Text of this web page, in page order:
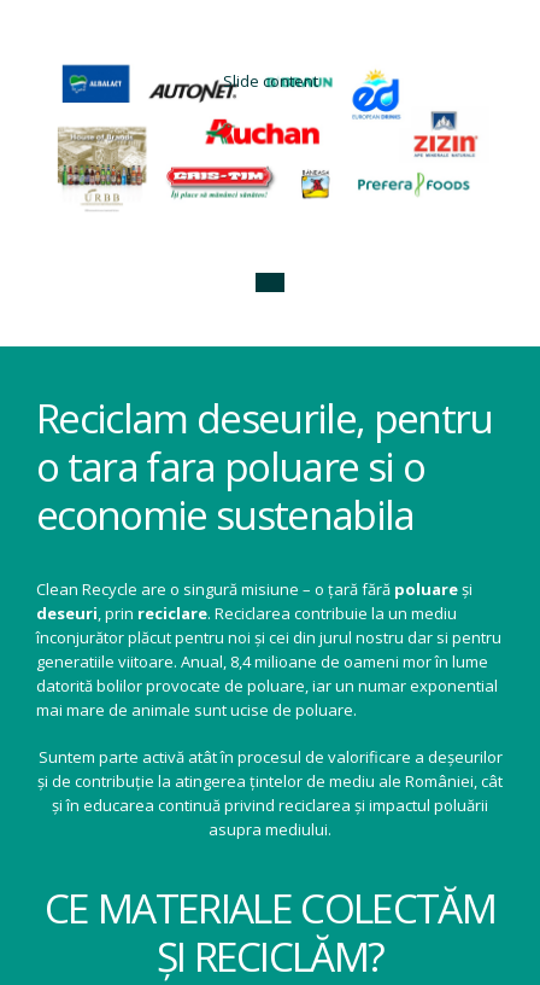
Slide content
Reciclam deseurile, pentru
o tara fara poluare si o
economie sustenabila
Clean Recycle are o singură misiune – o țară fără poluareși
deseuri, prin reciclare. Reciclarea contribuie la un mediu
înconjurător plăcut pentru noi și cei din jurul nostru dar si pentru
generatiile viitoare. Anual, 8,4 milioane de oameni mor în lume
datorită bolilor provocate de poluare, iar un numar exponential
mai mare de animale sunt ucise de poluare.
Suntem parte activă atât în procesul de valorificare a deșeurilor
și de contribuție la atingerea țintelor de mediu ale României, cât
și în educarea continuă privind reciclarea și impactul poluării
asupra mediului.
CE MATERIALE COLECTĂM
ȘI RECICLĂM?